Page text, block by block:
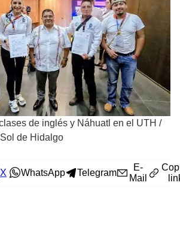
de inglés y Náhuatl en el UTH /
de Hidalgo
X WhatsApp Telegram
E-
Mail